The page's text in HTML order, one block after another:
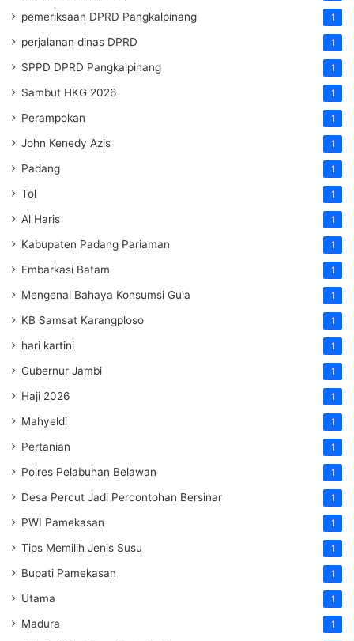
pemeriksaan DPRD Pangkalpinang 1
perjalanan dinas DPRD 1
SPPD DPRD Pangkalpinang 1
Sambut HKG 2026 1
Perampokan 1
John Kenedy Azis 1
Padang 1
Tol 1
Al Haris 1
Kabupaten Padang Pariaman 1
Embarkasi Batam 1
Mengenal Bahaya Konsumsi Gula 1
KB Samsat Karangploso 1
hari kartini 1
Gubernur Jambi 1
Haji 2026 1
Mahyeldi 1
Pertanian 1
Polres Pelabuhan Belawan 1
Desa Percut Jadi Percontohan Bersinar 1
PWI Pamekasan 1
Tips Memilih Jenis Susu 1
Bupati Pamekasan 1
Utama 1
Madura 1